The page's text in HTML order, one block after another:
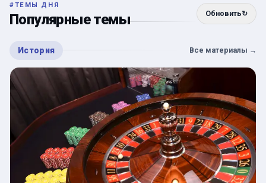
#ТЕМЫ ДНЯ
Популярные темы Обновить↻
История Все материалы →